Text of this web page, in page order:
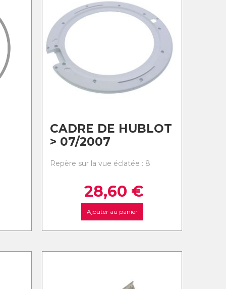
CADRE DE HUBLOT
> 07/2007
Repère sur la vue éclatée : 8
28,60 €
Ajouter au panier